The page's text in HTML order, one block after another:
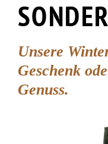
Unsere
Geschenk
Genuss.